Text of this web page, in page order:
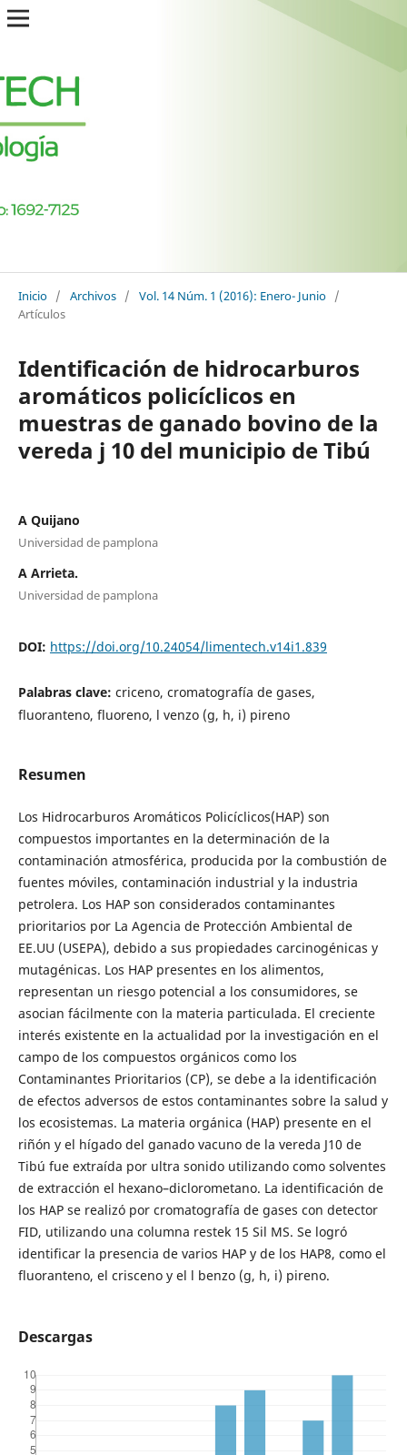
Inicio / Archivos / Vol. 14 Núm. 1 (2016): Enero- Junio /
Artículos
Identificación de hidrocarburos
aromáticos policíclicos en
muestras de ganado bovino de la
vereda j 10 del municipio de Tibú
A Quijano
Universidad de pamplona
A Arrieta.
Universidad de pamplona
DOI: https://doi.org/10.24054/limentech.v14i1.839
Palabras clave: criceno, cromatografía de gases,
fluoranteno, fluoreno, l venzo (g, h, i) pireno
Resumen
Los Hidrocarburos Aromáticos Policíclicos(HAP) son
compuestos importantes en la determinación de la
contaminación atmosférica, producida por la combustión de
fuentes móviles, contaminación industrial y la industria
petrolera. Los HAP son considerados contaminantes
prioritarios por La Agencia de Protección Ambiental de
EE.UU (USEPA), debido a sus propiedades carcinogénicas y
mutagénicas. Los HAP presentes en los alimentos,
representan un riesgo potencial a los consumidores, se
asocian fácilmente con la materia particulada. El creciente
interés existente en la actualidad por la investigación en el
campo de los compuestos orgánicos como los
Contaminantes Prioritarios (CP), se debe a la identificación
de efectos adversos de estos contaminantes sobre la salud y
los ecosistemas. La materia orgánica (HAP) presente en el
riñón y el hígado del ganado vacuno de la vereda J10 de
Tibú fue extraída por ultra sonido utilizando como solventes
de extracción el hexano–diclorometano. La identificación de
los HAP se realizó por cromatografía de gases con detector
FID, utilizando una columna restek 15 Sil MS. Se logró
identificar la presencia de varios HAP y de los HAP8, como el
fluoranteno, el crisceno y el l benzo (g, h, i) pireno.
Descargas